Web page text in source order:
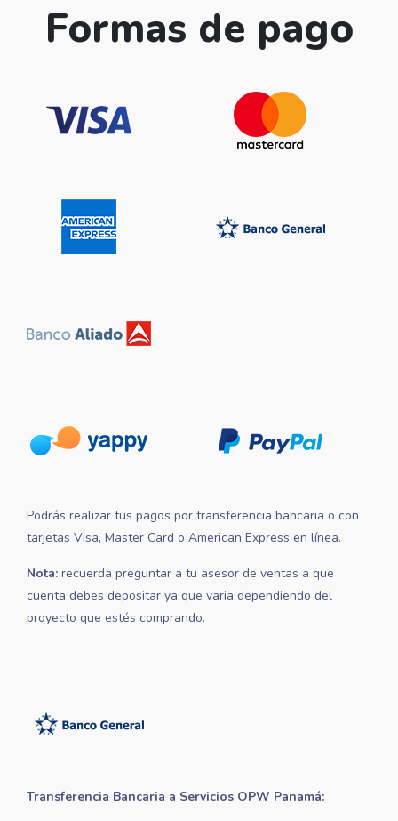
Formas de pago
Podrás realizar tus pagos por transferencia bancaria o con
tarjetas Visa, Master Card o American Express en línea.
Nota: recuerda preguntar a tu asesor de ventas a que
cuenta debes depositar ya que varia dependiendo del
proyecto que estés comprando.
Transferencia Bancaria a Servicios OPW Panamá: